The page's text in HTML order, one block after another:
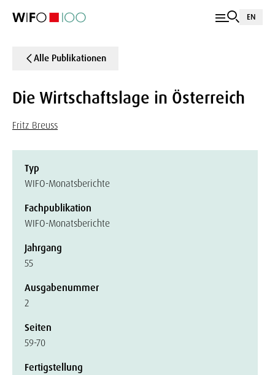
EN
Alle Publikationen
Die Wirtschaftslage in Österreich
Fritz Breuss
Typ
WIFO-Monatsberichte
Fachpublikation
WIFO-Monatsberichte
Jahrgang
55
Ausgabenummer
2
Seiten
59-70
Fertigstellung